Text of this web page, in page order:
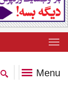
Menu